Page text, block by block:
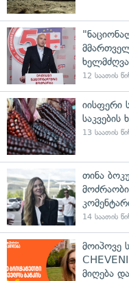
12 საათის
იისფერი
13 საათის
თინა
14 საათის
მოიპოვე
მიღება